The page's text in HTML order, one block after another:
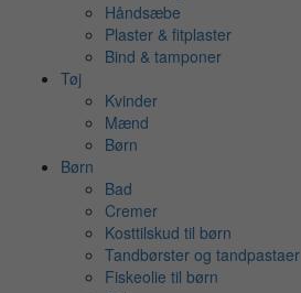
Håndsæbe
Plaster & fitplaster
Bind & tamponer
Tøj
Kvinder
Mænd
Børn
Børn
Bad
Cremer
Kosttilskud til børn
Tandbørster og tandpastaer
Fiskeolie til børn